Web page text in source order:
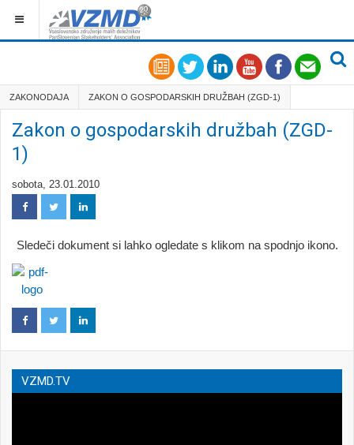
ZAKONODAJA ZAKON O GOSPODARSKIH DRUŽBAH (ZGD-1)
Zakon o gospodarskih družbah (ZGD-
1)
sobota, 23.01.2010
Sledeči dokument si lahko ogledate s klikom na spodnjo ikono.
VZMD.TV